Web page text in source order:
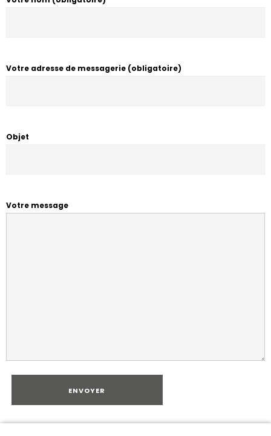
Votre adresse de messagerie (obligatoire)
Objet
Votre message